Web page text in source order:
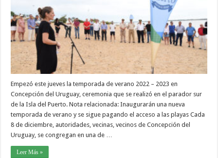
Empezó este jueves la temporada de verano 2022 – 2023 en
Concepción del Uruguay, ceremonia que se realizó en el parador sur
de la Isla del Puerto. Nota relacionada: Inaugurarán una nueva
temporada de verano y se sigue pagando el acceso a las playas Cada
8 de diciembre, autoridades, vecinas, vecinos de Concepción del
Uruguay, se congregan en una de …
Leer Más »